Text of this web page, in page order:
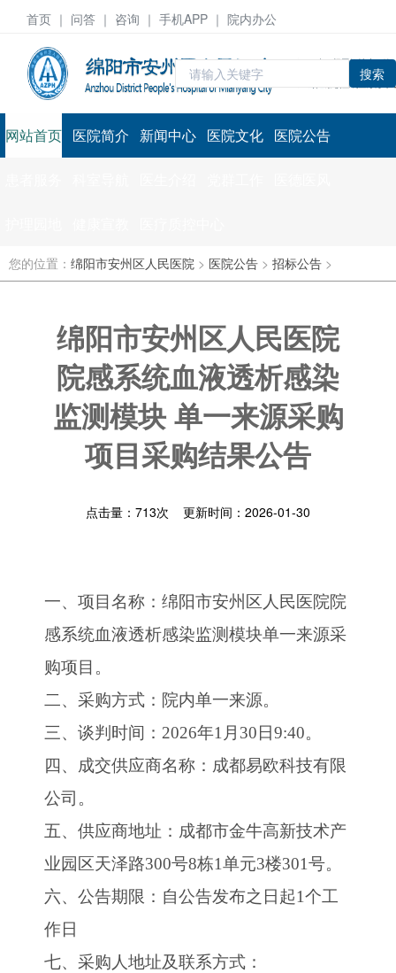
首页 ｜ 问答 ｜ 咨询 ｜ 手机APP ｜ 院内办公
搜索
网站首页 医院简介 新闻中心 医院文化 医院公告
您的位置： 绵阳市安州区人民医院 > 医院公告 > 招标公告 >
绵阳市安州区人民医院
院感系统血液透析感染
监测模块 单一来源采购
项目采购结果公告
点击量： 713次 更新时间：2026-01-30
一、 项目名称： 绵阳市安州区人民医院院
感系统血液透析感染监测模块单一来源采
购项目 。
二、 采购方式： 院内单一来源。
三、 谈判时间： 2026年1月30日9:40。
四、 成交供应商名称： 成都易欧科技有限
公司 。
五、 供应商地址： 成都市金牛高新技术产
业园区天泽路300号8栋1单元3楼301号。
六、 公告期限：自公告发布之日起1个工
作日
七、 采购人地址及联系方式：